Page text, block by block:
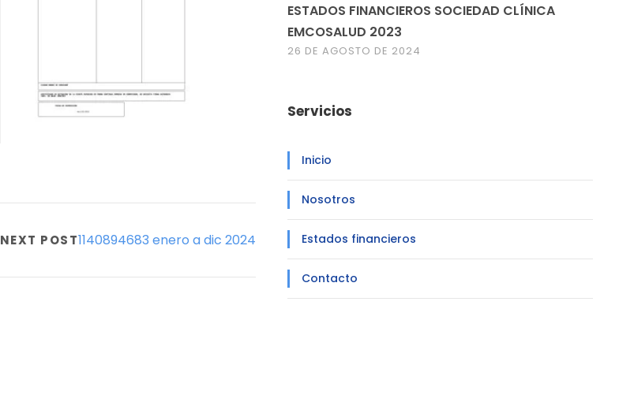
NEXT POST1140894683 enero a dic 2024
ESTADOS FINANCIEROS SOCIEDAD CLÍNICA
EMCOSALUD 2023
26 DE AGOSTO DE 2024
Servicios
Inicio
Nosotros
Estados financieros
Contacto